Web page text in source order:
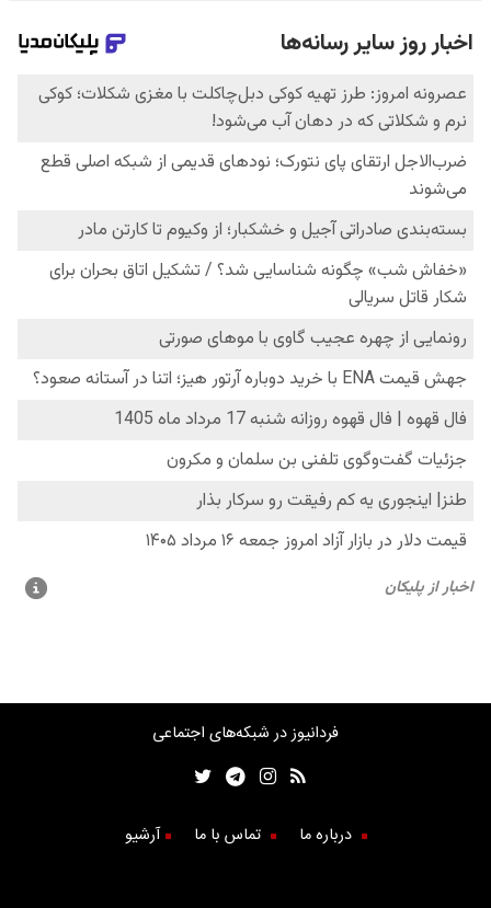
فردانیوز در شبکه‌های اجتماعی
درباره ما تماس با ما آرشیو